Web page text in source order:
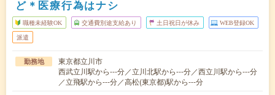
ど＊医療行為はナシ
職種未経験OK 交通費別途支給あり 土日祝日が休み WEB登録OK
派遣
勤務地
東京都立川市
西武立川駅から---分／立川北駅から---分／西立川駅から---分
／立飛駅から---分／高松(東京都)駅から---分